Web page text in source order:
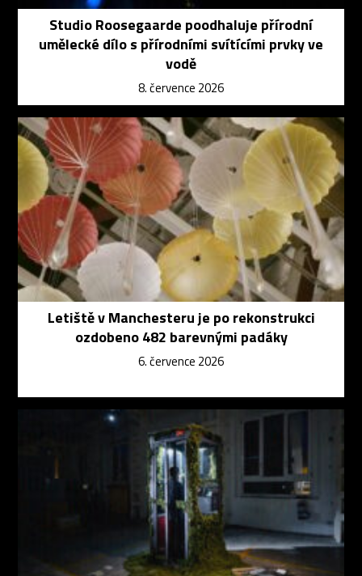
Studio Roosegaarde poodhaluje přírodní
umělecké dílo s přírodními svítícími prvky ve
vodě
8. července 2026
Letiště v Manchesteru je po rekonstrukci
ozdobeno 482 barevnými padáky
6. července 2026